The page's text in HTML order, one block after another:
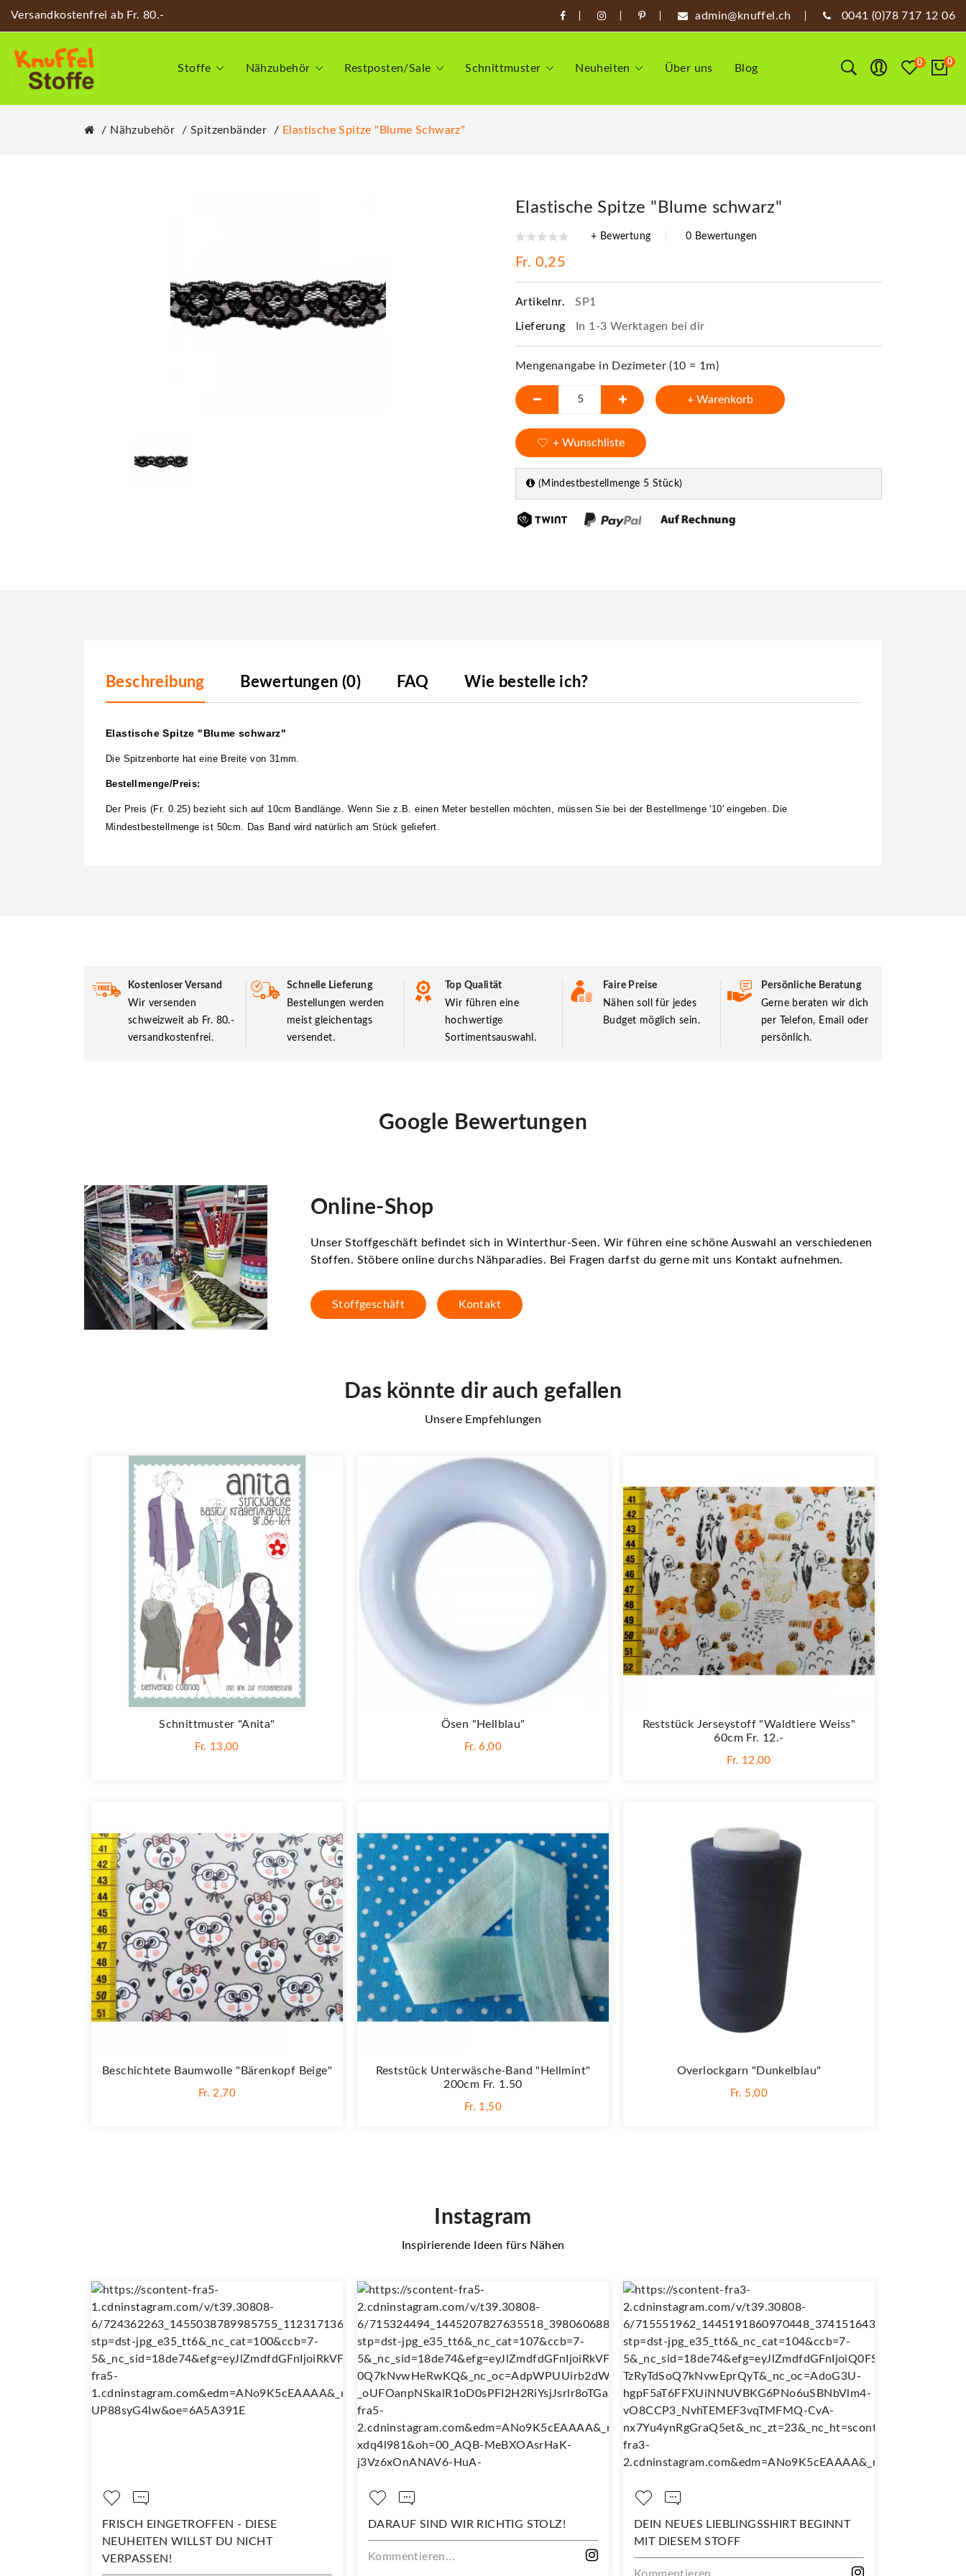
Versandkostenfrei ab Fr. 80.- admin@knuffel.ch 0041 (0)78 717 12 06
Stoffe Nähzubehör Restposten/Sale Schnittmuster Neuheiten Über uns Blog 0 0
Nähzubehör Spitzenbänder Elastische Spitze "Blume Schwarz"
Elastische Spitze "Blume schwarz"
+ Bewertung 0 Bewertungen
Fr. 0,25
Artikelnr. SP1
Lieferung In 1-3 Werktagen bei dir
Mengenangabe in Dezimeter (10 = 1m)
+ Warenkorb
+ Wunschliste
(Mindestbestellmenge 5 Stück)
Beschreibung Bewertungen (0) FAQ Wie bestelle ich?
Elastische Spitze "Blume schwarz"
Die Spitzenborte hat eine Breite von 31mm.
Bestellmenge/Preis:
Der Preis (Fr. 0.25) bezieht sich auf 10cm Bandlänge. Wenn Sie z.B. einen Meter bestellen möchten, müssen Sie bei der Bestellmenge '10' eingeben. Die
Mindestbestellmenge ist 50cm. Das Band wird natürlich am Stück geliefert.
Kostenloser Versand
Wir versenden
schweizweit ab Fr. 80.-
versandkostenfrei.
Schnelle Lieferung
Bestellungen werden
meist gleichentags
versendet.
Top Qualität
Wir führen eine
hochwertige
Sortimentsauswahl.
Faire Preise
Nähen soll für jedes
Budget möglich sein.
Persönliche Beratung
Gerne beraten wir dich
per Telefon, Email oder
persönlich.
Google Bewertungen
Online-Shop
Unser Stoffgeschäft befindet sich in Winterthur-Seen. Wir führen eine schöne Auswahl an verschiedenen
Stoffen. Stöbere online durchs Nähparadies. Bei Fragen darfst du gerne mit uns Kontakt aufnehmen.
Stoffgeschäft Kontakt
Das könnte dir auch gefallen
Unsere Empfehlungen
Schnittmuster "Anita"
Fr. 13,00
Beschichtete Baumwolle "Bärenkopf Beige"
Fr. 2,70
Ösen "Hellblau"
Fr. 6,00
Reststück Unterwäsche-Band "Hellmint"
200cm Fr. 1.50
Fr. 1,50
Reststück Jerseystoff "Waldtiere Weiss"
60cm Fr. 12.-
Fr. 12,00
Overlockgarn "dunkelblau"
Fr. 5,00
Instagram
Inspirierende Ideen fürs Nähen
FRISCH EINGETROFFEN - DIESE
NEUHEITEN WILLST DU NICHT
VERPASSEN!
DARAUF SIND WIR RICHTIG STOLZ!
Kommentieren...
DEIN NEUES LIEBLINGSSHIRT BEGINNT
MIT DIESEM STOFF
Kommentieren...